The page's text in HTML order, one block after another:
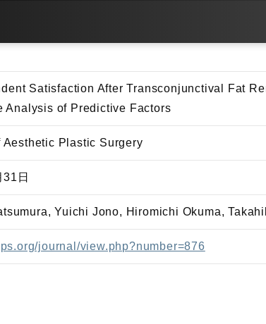
Satisfaction After Transconjunctival Fat
Analysis of Predictive Factors
Aesthetic Plastic Surgery
日
Yuichi Jono, Hiromichi Okuma,
journal/view.php?number=876